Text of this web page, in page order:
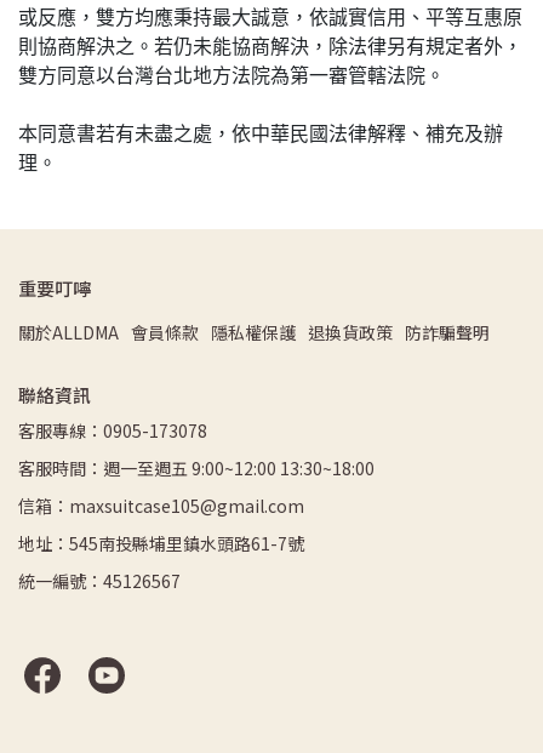
或反應，雙方均應秉持最大誠意，依誠實信用、平等互惠原
則協商解決之。若仍未能協商解決，除法律另有規定者外，
雙方同意以台灣台北地方法院為第一審管轄法院。
本同意書若有未盡之處，依中華民國法律解釋、補充及辦
理。
重要叮嚀
關於ALLDMA 會員條款 隱私權保護 退換貨政策 防詐騙聲明
聯絡資訊
客服專線：0905-173078
客服時間：週一至週五 9:00~12:00 13:30~18:00
信箱：maxsuitcase105@gmail.com
地址：545南投縣埔里鎮水頭路61-7號
統一編號：45126567